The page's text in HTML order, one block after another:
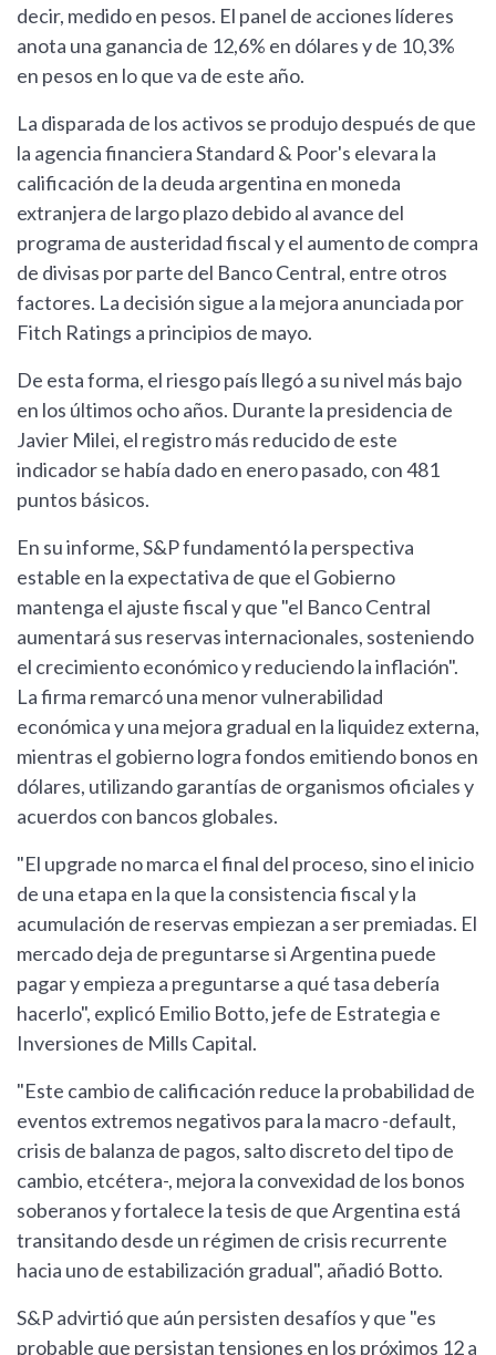
decir, medido en pesos. El panel de acciones líderes
anota una ganancia de 12,6% en dólares y de 10,3%
en pesos en lo que va de este año.
La disparada de los activos se produjo después de que
la agencia financiera Standard & Poor's elevara la
calificación de la deuda argentina en moneda
extranjera de largo plazo debido al avance del
programa de austeridad fiscal y el aumento de compra
de divisas por parte del Banco Central, entre otros
factores. La decisión sigue a la mejora anunciada por
Fitch Ratings a principios de mayo.
De esta forma, el riesgo país llegó a su nivel más bajo
en los últimos ocho años. Durante la presidencia de
Javier Milei, el registro más reducido de este
indicador se había dado en enero pasado, con 481
puntos básicos.
En su informe, S&P fundamentó la perspectiva
estable en la expectativa de que el Gobierno
mantenga el ajuste fiscal y que "el Banco Central
aumentará sus reservas internacionales, sosteniendo
el crecimiento económico y reduciendo la inflación".
La firma remarcó una menor vulnerabilidad
económica y una mejora gradual en la liquidez externa,
mientras el gobierno logra fondos emitiendo bonos en
dólares, utilizando garantías de organismos oficiales y
acuerdos con bancos globales.
"El upgrade no marca el final del proceso, sino el inicio
de una etapa en la que la consistencia fiscal y la
acumulación de reservas empiezan a ser premiadas. El
mercado deja de preguntarse si Argentina puede
pagar y empieza a preguntarse a qué tasa debería
hacerlo", explicó Emilio Botto, jefe de Estrategia e
Inversiones de Mills Capital.
"Este cambio de calificación reduce la probabilidad de
eventos extremos negativos para la macro -default,
crisis de balanza de pagos, salto discreto del tipo de
cambio, etcétera-, mejora la convexidad de los bonos
soberanos y fortalece la tesis de que Argentina está
transitando desde un régimen de crisis recurrente
hacia uno de estabilización gradual", añadió Botto.
S&P advirtió que aún persisten desafíos y que "es
probable que persistan tensiones en los próximos 12 a